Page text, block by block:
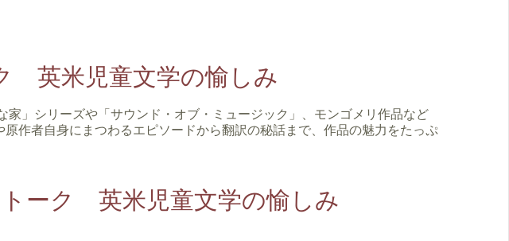
英米児童文学の愉しみ
」シリーズや「サウンド・オブ・ミュージック」、モンゴメリ作品など
作者自身にまつわるエピソードから翻訳の秘話まで、作品の魅力をたっぷ
ーク 英米児童文学の愉しみ